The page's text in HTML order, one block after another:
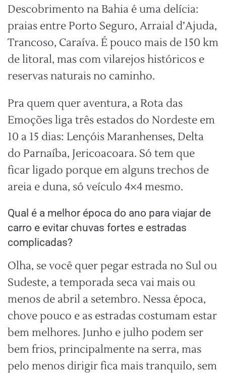
Descobrimento na Bahia é uma delícia:
praias entre Porto Seguro, Arraial d’Ajuda,
Trancoso, Caraíva. É pouco mais de 150 km
de litoral, mas com vilarejos históricos e
reservas naturais no caminho.
Pra quem quer aventura, a Rota das
Emoções liga três estados do Nordeste em
10 a 15 dias: Lençóis Maranhenses, Delta
do Parnaíba, Jericoacoara. Só tem que
ficar ligado porque em alguns trechos de
areia e duna, só veículo 4×4 mesmo.
Qual é a melhor época do ano para viajar de
carro e evitar chuvas fortes e estradas
complicadas?
Olha, se você quer pegar estrada no Sul ou
Sudeste, a temporada seca vai mais ou
menos de abril a setembro. Nessa época,
chove pouco e as estradas costumam estar
bem melhores. Junho e julho podem ser
bem frios, principalmente na serra, mas
pelo menos dirigir fica mais tranquilo, sem